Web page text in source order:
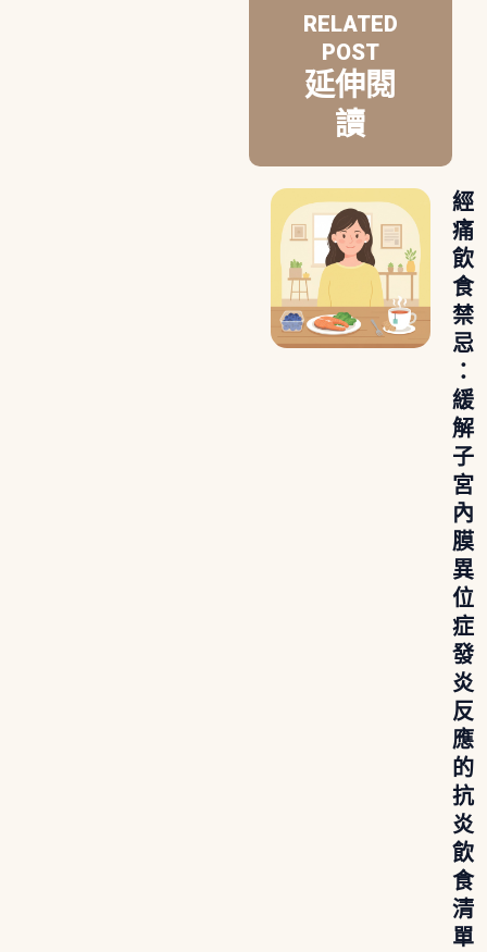
RELATED
POST
延伸閱
讀
經
痛
飲
食
禁
忌
：
緩
解
子
宮
內
膜
異
位
症
發
炎
反
應
的
抗
炎
飲
食
清
單